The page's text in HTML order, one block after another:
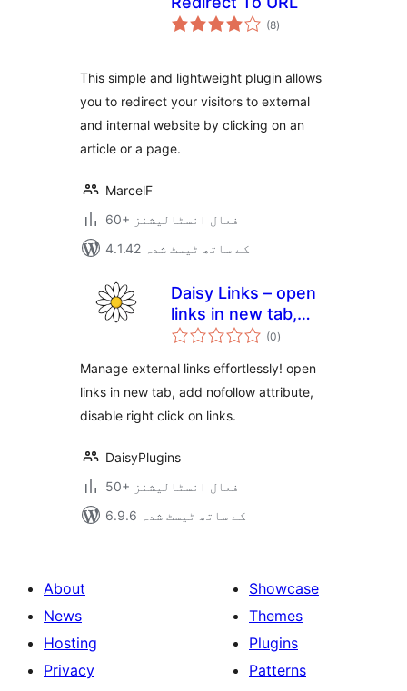
(8مجموعی
درجہ
)
This simple and lightweight plugin allows
you to redirect your visitors to external
and internal website by clicking on an
article or a page.
MarcelF
60+ فعال انسٹالیشنز
4.1.42 کے ساتھ ٹیسٹ شدہ
Daisy Links – open
links in new tab,
add nofollow
right click on links
(0مجموعی
درجہ
)
Manage external links effortlessly! open
links in new tab, add nofollow attribute,
disable right click on links.
DaisyPlugins
50+ فعال انسٹالیشنز
6.9.6 کے ساتھ ٹیسٹ شدہ
About
News
Hosting
Privacy
Showcase
Themes
Plugins
Patterns